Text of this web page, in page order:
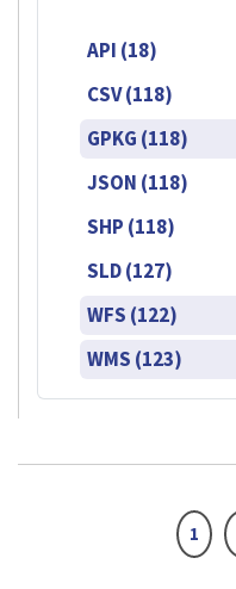
API (18)
CSV (118)
GPKG (118)
JSON (118)
SHP (118)
SLD (127)
WFS (122)
WMS (123)
1